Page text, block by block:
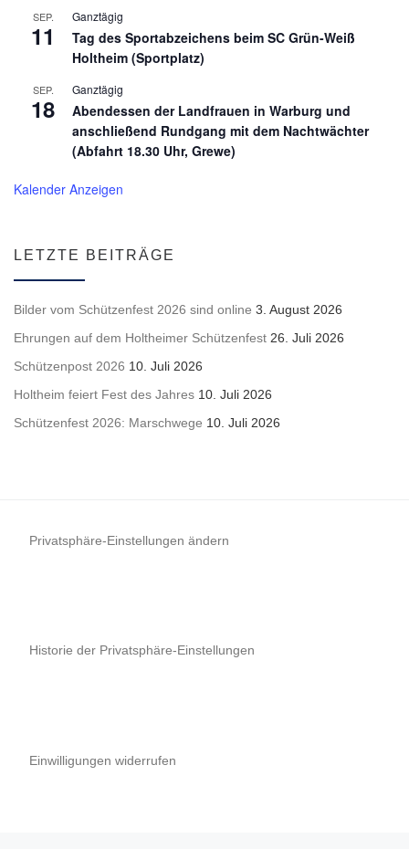
SEP.
11
Ganztägig
Tag des Sportabzeichens beim SC Grün-Weiß
Holtheim (Sportplatz)
SEP.
18
Ganztägig
Abendessen der Landfrauen in Warburg und
anschließend Rundgang mit dem Nachtwächter
(Abfahrt 18.30 Uhr, Grewe)
Kalender Anzeigen
LETZTE BEITRÄGE
Bilder vom Schützenfest 2026 sind online 3. August 2026
Ehrungen auf dem Holtheimer Schützenfest 26. Juli 2026
Schützenpost 2026 10. Juli 2026
Holtheim feiert Fest des Jahres 10. Juli 2026
Schützenfest 2026: Marschwege 10. Juli 2026
Privatsphäre-Einstellungen ändern
Historie der Privatsphäre-Einstellungen
Einwilligungen widerrufen